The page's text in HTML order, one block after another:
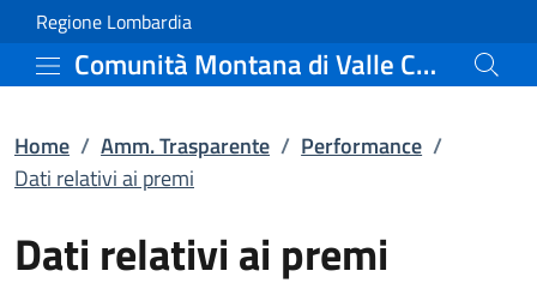
Vai al contenuto principale
Dati relativi ai premi |
Regione Lombardia
Comunità Montana di Valle Camonica
Home / Amm. Trasparente / Performance /
Dati relativi ai premi
Dati relativi ai premi